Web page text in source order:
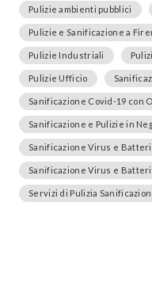
Pulizie ambienti pubblici
Pulizie e Sanificazione a
Pulizie Industriali
Pulizie Ufficio
Sanificazione Covid-19 con
Sanificazione e Pulizie in
Sanificazione Virus e
Sanificazione Virus e Batteri
Servizi di Pulizia